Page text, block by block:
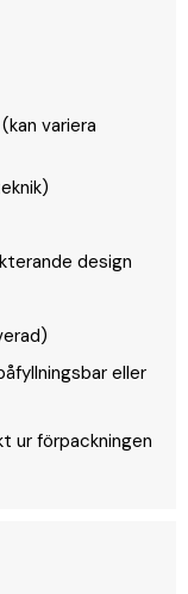
variera
design
eller
ur förpackningen